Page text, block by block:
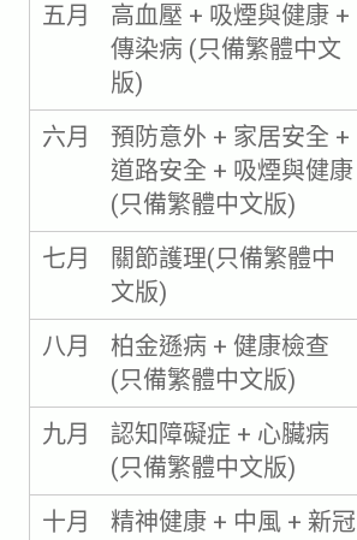
五月
高血壓 + 吸煙與健康 +
傳染病 (只備繁體中文
版)
六月
預防意外 + 家居安全 +
道路安全 + 吸煙與健康
(只備繁體中文版)
七月
關節護理(只備繁體中
文版)
八月
柏金遜病 + 健康檢查
(只備繁體中文版)
九月
認知障礙症 + 心臟病
(只備繁體中文版)
十月
精神健康 + 中風 + 新冠